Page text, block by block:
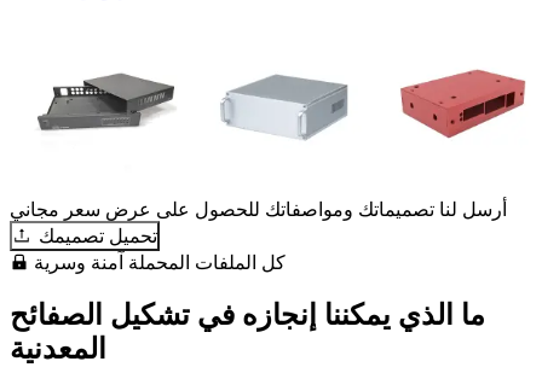
أرسل لنا تصميماتك ومواصفاتك للحصول على عرض سعر مجاني
تحميل تصميمك
كل الملفات المحملة آمنة وسرية
ما الذي يمكننا إنجازه في تشكيل الصفائح
المعدنية